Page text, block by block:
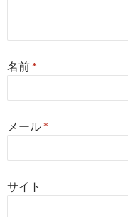
名前*
メール*
サイト